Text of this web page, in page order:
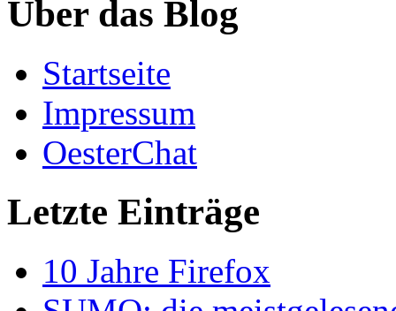
Über das Blog
Startseite
Impressum
OesterChat
Letzte Einträge
10 Jahre Firefox